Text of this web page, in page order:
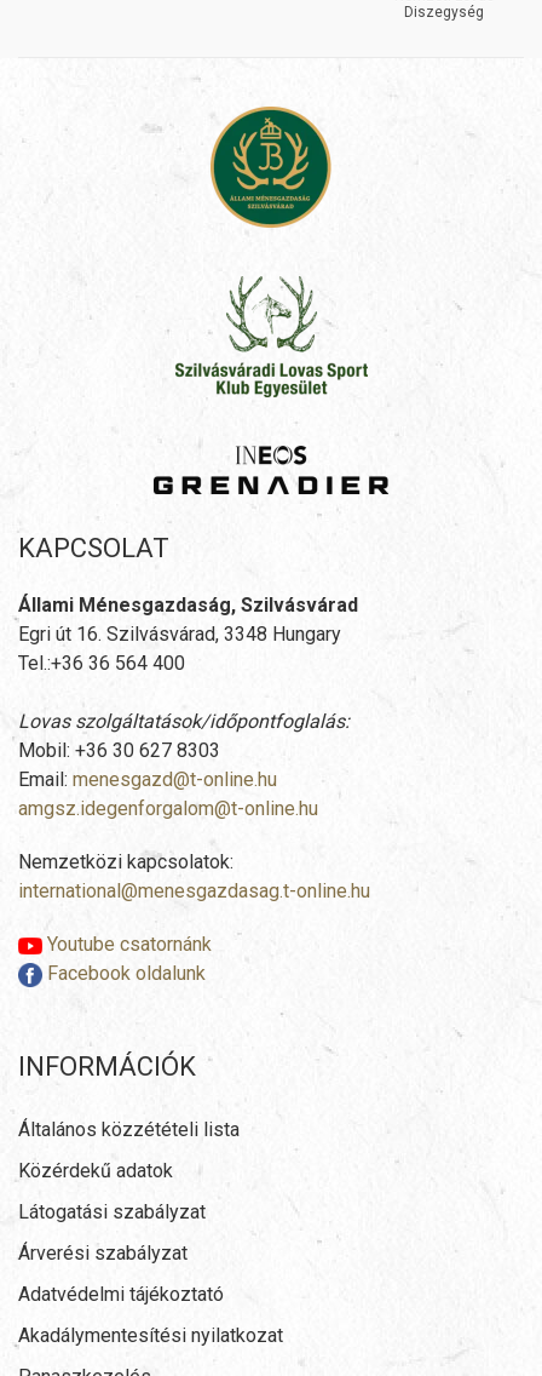
KAPCSOLAT
Állami Ménesgazdaság, Szilvásvárad
Egri út 16. Szilvásvárad, 3348 Hungary
Tel.:+36 36 564 400
Lovas szolgáltatások/időpontfoglalás:
Mobil: +36 30 627 8303
Email: menesgazd@t-online.hu
amgsz.idegenforgalom@t-online.hu
Nemzetközi kapcsolatok:
international@menesgazdasag.t-online.hu
Youtube csatornánk
Facebook oldalunk
INFORMÁCIÓK
Általános közzétételi lista
Közérdekű adatok
Látogatási szabályzat
Árverési szabályzat
Adatvédelmi tájékoztató
Akadálymentesítési nyilatkozat